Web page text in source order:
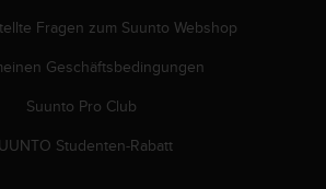
Fragen zum Suunto Webshop
Geschäftsbedingungen
Suunto Pro Club
Studenten-Rabatt